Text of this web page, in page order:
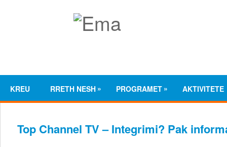
KREU RRETH NESH » PROGRAMET » AKTIVITETE
Top Channel TV – Integrimi? Pak